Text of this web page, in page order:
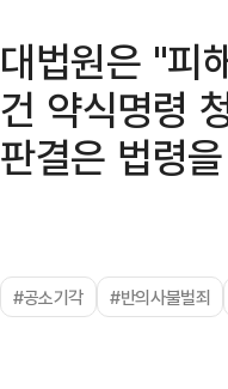
대법원은 "피
건 약식명령
판결은 법령
#공소기각 #반의사불벌죄